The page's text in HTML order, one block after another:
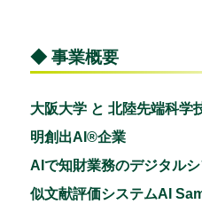
◆ 事業概要
大阪大学 と 北陸先端科学
明創出AI®企業
AIで知財業務のデジタル
似文献評価システムAI